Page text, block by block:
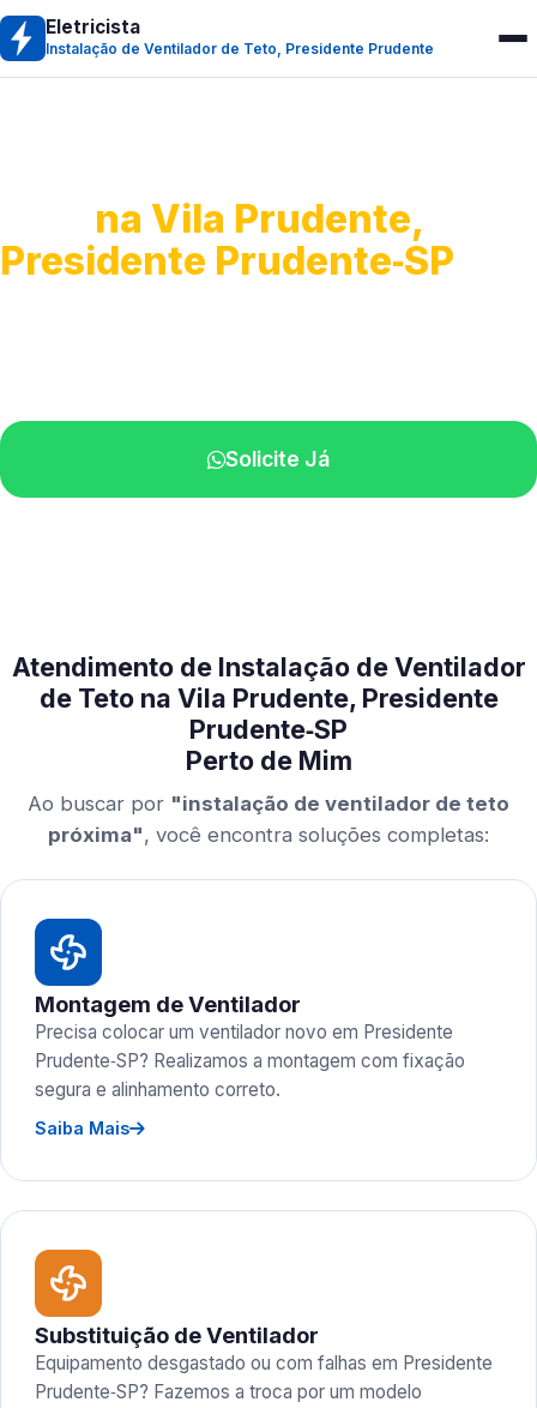
Eletricista
Instalação de Ventilador de Teto, Presidente Prudente
na Vila Prudente,
Presidente Prudente‑SP
Solicite Já
Atendimento de Instalação de Ventilador
de Teto na Vila Prudente, Presidente
Prudente‑SP
Perto de Mim
Ao buscar por "instalação de ventilador de teto
próxima", você encontra soluções completas:
Montagem de Ventilador
Precisa colocar um ventilador novo em Presidente
Prudente‑SP? Realizamos a montagem com fixação
segura e alinhamento correto.
Saiba Mais
Substituição de Ventilador
Equipamento desgastado ou com falhas em Presidente
Prudente‑SP? Fazemos a troca por um modelo